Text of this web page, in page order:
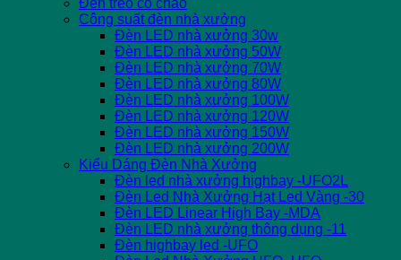
Đèn treo có chảo
Công suất đèn nhà xưởng
Đèn LED nhà xưởng 30w
Đèn LED nhà xưởng 50W
Đèn LED nhà xưởng 70W
Đèn LED nhà xưởng 80W
Đèn LED nhà xưởng 100W
Đèn LED nhà xưởng 120W
Đèn LED nhà xưởng 150W
Đèn LED nhà xưởng 200W
Kiểu Dáng Đèn Nhà Xưởng
Đèn led nhà xưởng highbay -UFO2L
Đèn Led Nhà Xưởng Hạt Led Vàng -30
Đèn LED Linear High Bay -MDA
Đèn LED nhà xưởng thông dụng -11
Đèn highbay led -UFO